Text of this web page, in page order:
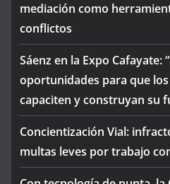
mediación como
conflictos
Sáenz en la Expo Cafayate:
oportunidades para que
capaciten y construyan su
Concientización Vial:
multas leves por trabajo